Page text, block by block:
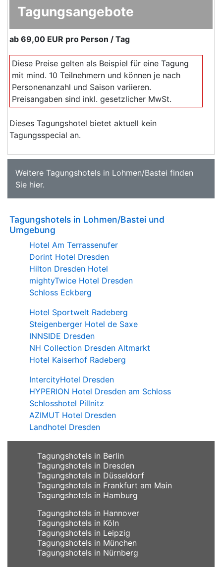
Tagungsangebote
ab 69,00 EUR pro Person / Tag
Diese Preise gelten als Beispiel für eine Tagung
mit mind. 10 Teilnehmern und können je nach
Personenanzahl und Saison variieren.
Preisangaben sind inkl. gesetzlicher MwSt.
Dieses Tagungshotel bietet aktuell kein
Tagungsspecial an.
Weitere Tagungshotels in Lohmen/Bastei finden
Sie hier.
Tagungshotels in Lohmen/Bastei und
Umgebung
Hotel Am Terrassenufer
Dorint Hotel Dresden
Hilton Dresden Hotel
mightyTwice Hotel Dresden
Schloss Eckberg
Hotel Sportwelt Radeberg
Steigenberger Hotel de Saxe
INNSIDE Dresden
NH Collection Dresden Altmarkt
Hotel Kaiserhof Radeberg
IntercityHotel Dresden
HYPERION Hotel Dresden am Schloss
Schlosshotel Pillnitz
AZIMUT Hotel Dresden
Landhotel Dresden
Tagungshotels in Berlin
Tagungshotels in Dresden
Tagungshotels in Düsseldorf
Tagungshotels in Frankfurt am Main
Tagungshotels in Hamburg
Tagungshotels in Hannover
Tagungshotels in Köln
Tagungshotels in Leipzig
Tagungshotels in München
Tagungshotels in Nürnberg